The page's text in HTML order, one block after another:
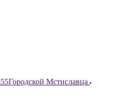
Городской Мстиславца